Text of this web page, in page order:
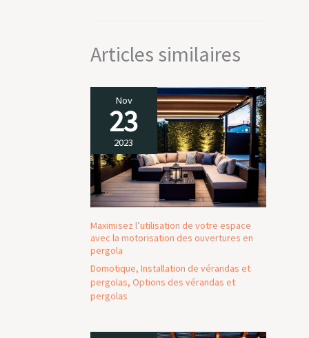
Articles similaires
Nov
23
2023
Maximisez l’utilisation de votre espace
avec la motorisation des ouvertures en
pergola
Domotique, Installation de vérandas et
pergolas, Options des vérandas et
pergolas